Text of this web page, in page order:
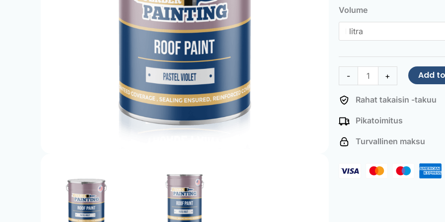
Volume
-
Paint
violet
+ Add
Rahat takaisin -takuu
Pikatoimitus
Turvallinen maksu